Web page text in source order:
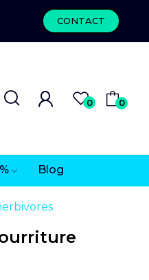
CONTACT
0 0
Blog